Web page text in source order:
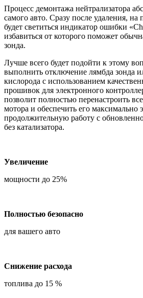
Процесс демонтажа нейтрализатора
самого авто. Сразу после удаления,
будет светиться индикатор ошибки
избавиться от которого поможет
зонда.
Лучше всего будет подойти к этому
выполнить отключение лямбда зонда
кислорода с использованием
прошивок для электронного
позволит полностью перенастроить
мотора и обеспечить его
продолжительную работу с
без катализатора.
Увеличение
мощности до 25%
Полностью безопасно
для вашего авто
Снижение расхода
топлива до 15 %